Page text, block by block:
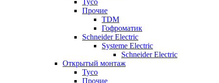
Прочие
TDM
Гофроматик
Schneider Electric
Systeme Electric
Schneider Electric
Открытый монтаж
Tyco
Прочие